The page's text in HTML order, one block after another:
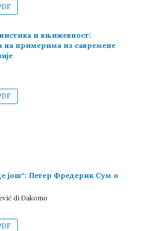
и књижевност:
на примерима из савремене
још“: Петер Фредерик Сум о
di Đakomo